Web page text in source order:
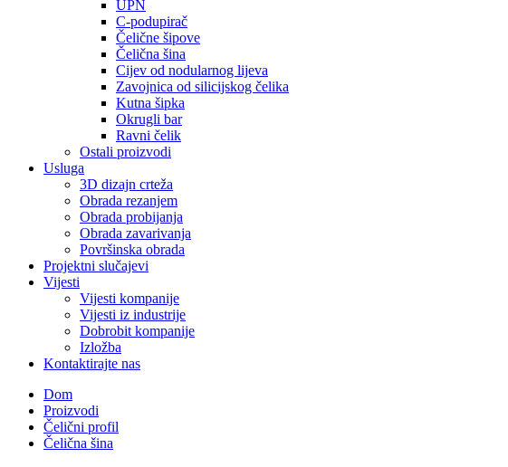
UPN
C-podupirač
Čelične šipove
Čelična šina
Cijev od nodularnog lijeva
Zavojnica od silicijskog čelika
Kutna šipka
Okrugli bar
Ravni čelik
Ostali proizvodi
Usluga
3D dizajn crteža
Obrada rezanjem
Obrada probijanja
Obrada zavarivanja
Površinska obrada
Projektni slučajevi
Vijesti
Vijesti kompanije
Vijesti iz industrije
Dobrobit kompanije
Izložba
Kontaktirajte nas
Dom
Proizvodi
Čelični profil
Čelična šina